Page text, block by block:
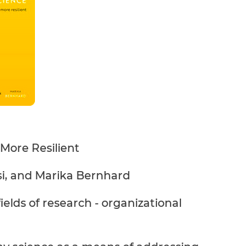
Resilient
and Marika Bernhard
of research - organizational